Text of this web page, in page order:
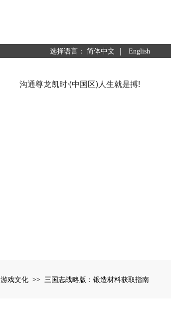
选择语言： 简体中文 | English
沟通尊龙凯时·(中国区)人生就是搏!
游戏文化 >> 三国志战略版：锻造材料获取指南